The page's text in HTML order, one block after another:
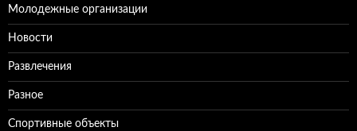
Молодежные организации
Новости
Развлечения
Разное
Спортивные объекты